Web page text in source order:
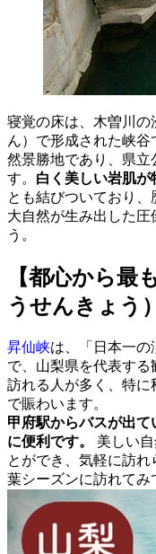
寝覚の床は、木曽川
ん）で形成された峡
然景勝地であり、県立
す。 白く美しい岩肌
とも結びついており、
大自然が生み出した圧
う。
【都心から最
うせんきょう
昇仙峡は、「日本一の
で、山梨県を代表す
訪れる人が多く、特
で賑わいます。
甲府駅からバスが出
に便利です。
美しい
とができ、気軽に訪
葉シーズンに訪れてみ